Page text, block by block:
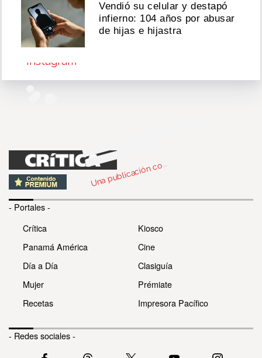
Ver
esta
publicación
en
Instagram
U
om
ca
pa)
Vendió su celular y destapó
infierno: 104 años por abusar
de hijas e hijastra
- Portales -
Crítica
Panamá América
Día a Día
Mujer
Recetas
Kiosco
Cine
Clasiguía
Prémiate
Impresora Pacífico
- Redes sociales -